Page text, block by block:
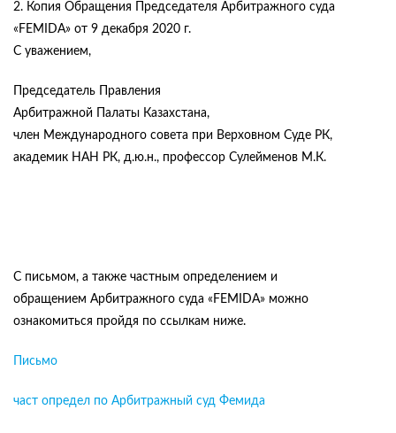
2. Копия Обращения Председателя Арбитражного суда
«FEMIDA» от 9 декабря 2020 г.
С уважением,
Председатель Правления
Арбитражной Палаты Казахстана,
член Международного совета при Верховном Суде РК,
академик НАН РК, д.ю.н., профессор Сулейменов М.К.
С письмом, а также частным определением и
обращением Арбитражного суда «FEMIDA» можно
ознакомиться пройдя по ссылкам ниже.
Письмо
част определ по Арбитражный суд Фемида